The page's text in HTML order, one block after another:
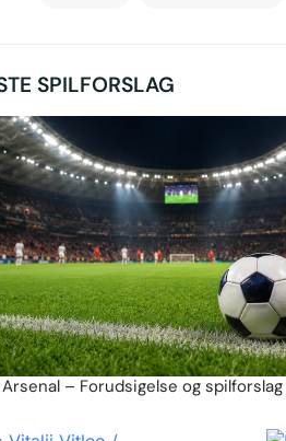
SPILFORSLAG
Arsenal – Forudsigelse og